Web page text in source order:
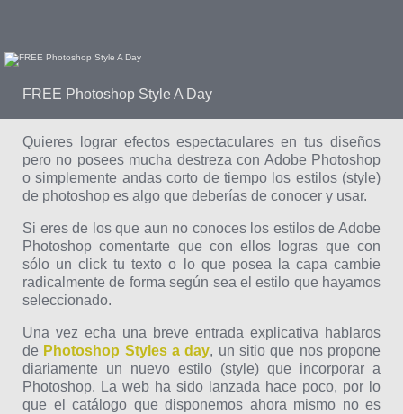
FREE Photoshop Style A Day
Quieres lograr efectos espectaculares en tus diseños
pero no posees mucha destreza con Adobe Photoshop
o simplemente andas corto de tiempo los estilos (style)
de photoshop es algo que deberías de conocer y usar.
Si eres de los que aun no conoces los estilos de Adobe
Photoshop comentarte que con ellos logras que con
sólo un click tu texto o lo que posea la capa cambie
radicalmente de forma según sea el estilo que hayamos
seleccionado.
Una vez echa una breve entrada explicativa hablaros
de Photoshop Styles a day, un sitio que nos propone
diariamente un nuevo estilo (style) que incorporar a
Photoshop. La web ha sido lanzada hace poco, por lo
que el catálogo que disponemos ahora mismo no es